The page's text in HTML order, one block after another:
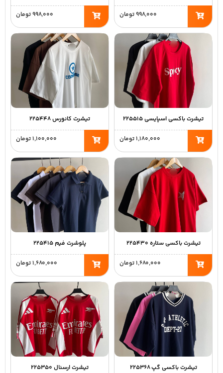
۹۹۸,۰۰۰تومان ۹۹۸,۰۰۰تومان
تیشرت باکسی اسپایسی ۲۲۵۵۱۵
۱,۱۸۰,۰۰۰تومان
تیشرت کانورس ۲۲۵۴۴۸
۱,۱۰۰,۰۰۰تومان
تیشرت باکسی ستاره ۲۲۵۴۳۰
۱,۶۸۰,۰۰۰تومان
پلوشرت فیم ۲۲۵۴۱۵
۱,۶۸۰,۰۰۰تومان
تیشرت باکسی گپ ۲۲۵۳۶۸ تیشرت ارسنال ۲۲۵۳۵۰